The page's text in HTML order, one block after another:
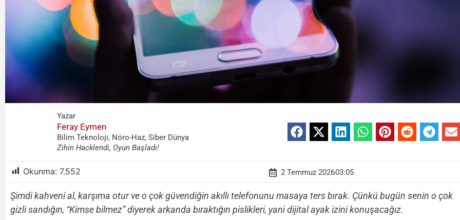
Yazar
Feray Eymen
Bilim Teknoloji, Nöro-Haz, Siber Dünya
Zihin Hacklendi, Oyun Başladı!
Okunma: 7.552 2 Temmuz 202603:05
Şimdi kahveni al, karşıma otur ve o çok güvendiğin akıllı telefonunu masaya ters bırak. Çünkü bugün senin o çok
gizli sandığın, “Kimse bilmez” diyerek arkanda bıraktığın pislikleri, yani dijital ayak izini konuşacağız.